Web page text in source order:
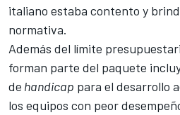
italiano estaba contento y
normativa.
Además del límite
forman parte del paquete
de handicap para el desarrollo
los equipos con peor